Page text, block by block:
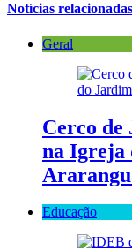
Notícias relacionadas
Geral
Cerco de
na Igreja
Educação